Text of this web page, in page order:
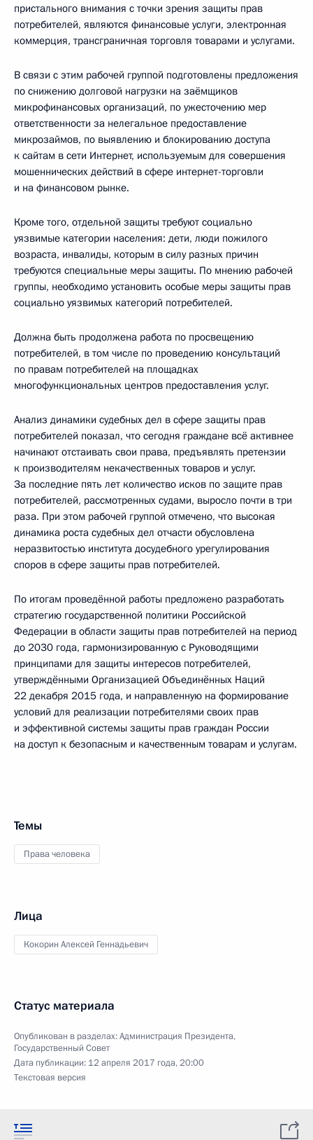
пристального внимания с точки зрения защиты прав
потребителей, являются финансовые услуги, электронная
коммерция, трансграничная торговля товарами и услугами.
В связи с этим рабочей группой подготовлены предложения
по снижению долговой нагрузки на заёмщиков
микрофинансовых организаций, по ужесточению мер
ответственности за нелегальное предоставление
микрозаймов, по выявлению и блокированию доступа
к сайтам в сети Интернет, используемым для совершения
мошеннических действий в сфере интернет-торговли
и на финансовом рынке.
Кроме того, отдельной защиты требуют социально
уязвимые категории населения: дети, люди пожилого
возраста, инвалиды, которым в силу разных причин
требуются специальные меры защиты. По мнению рабочей
группы, необходимо установить особые меры защиты прав
социально уязвимых категорий потребителей.
Должна быть продолжена работа по просвещению
потребителей, в том числе по проведению консультаций
по правам потребителей на площадках
многофункциональных центров предоставления услуг.
Анализ динамики судебных дел в сфере защиты прав
потребителей показал, что сегодня граждане всё активнее
начинают отстаивать свои права, предъявлять претензии
к производителям некачественных товаров и услуг.
За последние пять лет количество исков по защите прав
потребителей, рассмотренных судами, выросло почти в три
раза. При этом рабочей группой отмечено, что высокая
динамика роста судебных дел отчасти обусловлена
неразвитостью института досудебного урегулирования
споров в сфере защиты прав потребителей.
По итогам проведённой работы предложено разработать
стратегию государственной политики Российской
Федерации в области защиты прав потребителей на период
до 2030 года, гармонизированную с Руководящими
принципами для защиты интересов потребителей,
утверждёнными Организацией Объединённых Наций
22 декабря 2015 года, и направленную на формирование
условий для реализации потребителями своих прав
и эффективной системы защиты прав граждан России
на доступ к безопасным и качественным товарам и услугам.
Темы
Права человека
Лица
Кокорин Алексей Геннадьевич
Статус материала
Опубликован в разделах:Администрация Президента,
Государственный Совет
Дата публикации: 12 апреля 2017 года, 20:00
Текстовая версия